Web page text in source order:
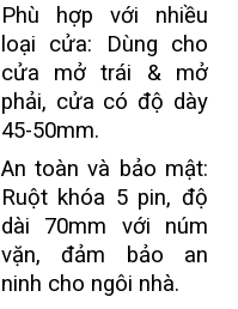
Phù hợp với nhiều
loại cửa: Dùng cho
cửa mở trái & mở
phải, cửa có độ dày
45-50mm.
An toàn và bảo mật:
Ruột khóa 5 pin, độ
dài 70mm với núm
vặn, đảm bảo an
ninh cho ngôi nhà.